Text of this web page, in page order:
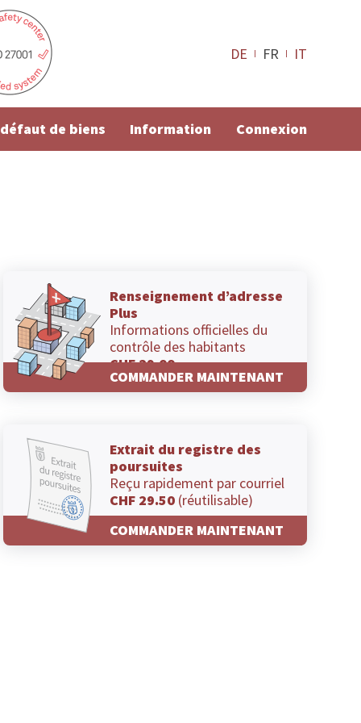
DE FR IT
de biens Information Connexion
Renseignement d’adresse
Plus
Informations officielles du
contrôle des habitants
CHF 29.00
COMMANDER MAINTENANT
Extrait du registre des
poursuites
Reçu rapidement par courriel
CHF 29.50 (réutilisable)
COMMANDER MAINTENANT